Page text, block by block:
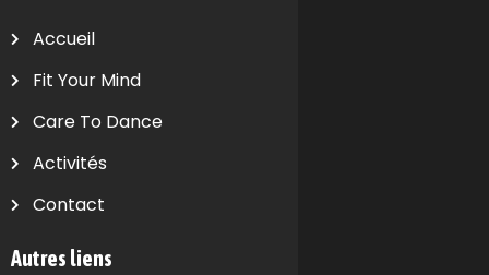
Accueil
Fit Your Mind
Care To Dance
Activités
Contact
Autres liens